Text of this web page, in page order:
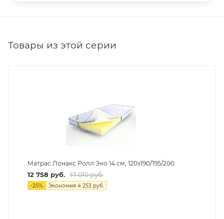
Товары из этой серии
Матрас Лонакс Ролл Эко 14 см, 120х190/195/200
12 758 руб. 17 010руб.
-25% Экономия 4 253руб.